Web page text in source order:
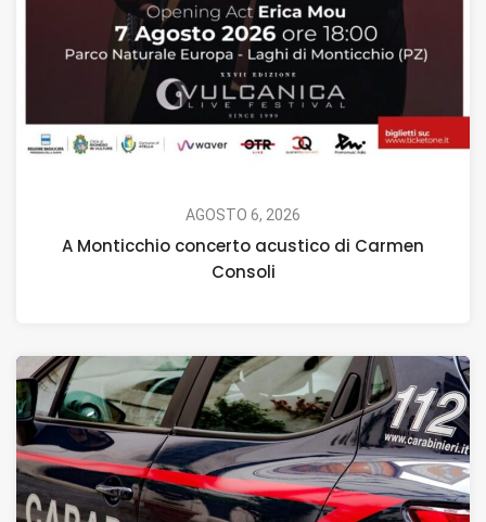
AGOSTO 6, 2026
A Monticchio concerto acustico di Carmen
Consoli